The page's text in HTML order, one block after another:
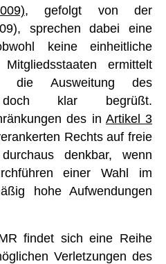
, gefolgt von der
sprechen dabei eine
keine einheitliche
ermittelt
die Ausweitung des
doch klar begrüßt.
des in Artikel 3
Rechts auf freie
denkbar, wenn
einer Wahl im
hohe Aufwendungen
findet sich eine Reihe
Verletzungen des